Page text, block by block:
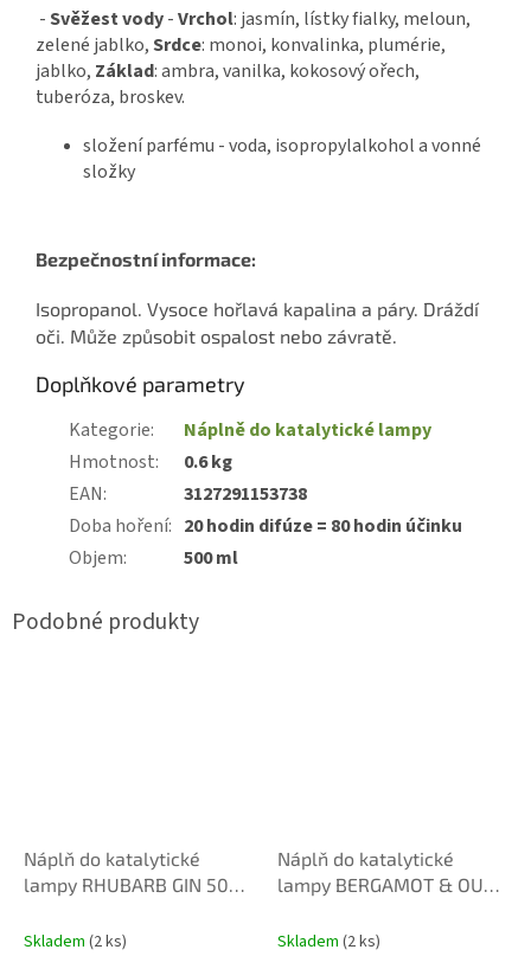
-Svěžest vody-Vrchol: jasmín, lístky fialky, meloun,
zelené jablko,Srdce: monoi, konvalinka, plumérie,
jablko, Základ:ambra, vanilka, kokosový ořech,
tuberóza, broskev.
složení parfému - voda, isopropylalkohol a vonné
složky
Bezpečnostní informace:
Isopropanol. Vysoce hořlavá kapalina a páry. Dráždí
oči. Může způsobit ospalost nebo závratě.
Doplňkové parametry
Kategorie:
Náplně do katalytické lampy
Hmotnost:
0.6 kg
EAN:
3127291153738
Doba hoření: 20 hodin difúze = 80 hodin účinku
Objem: 500 ml
Náplň do katalytické
lampy RHUBARB GIN 500
Skladem (2 ks)
Náplň do katalytické
lampy BERGAMOT & OUD
Skladem (2 ks)